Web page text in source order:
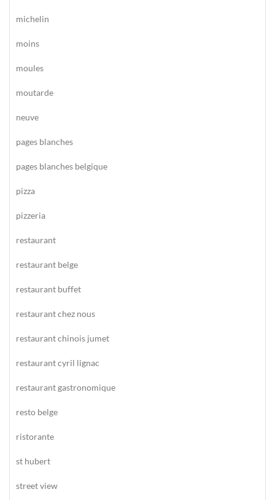
michelin
moins
moules
moutarde
neuve
pages blanches
pages blanches belgique
pizza
pizzeria
restaurant
restaurant belge
restaurant buffet
restaurant chez nous
restaurant chinois jumet
restaurant cyril lignac
restaurant gastronomique
resto belge
ristorante
st hubert
street view